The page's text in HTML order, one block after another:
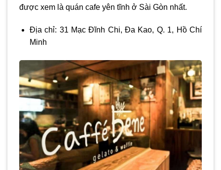
được xem là quán cafe yên tĩnh ở Sài Gòn nhất.
Địa chỉ: 31 Mạc Đĩnh Chi, Đa Kao, Q. 1, Hồ Chí
Minh